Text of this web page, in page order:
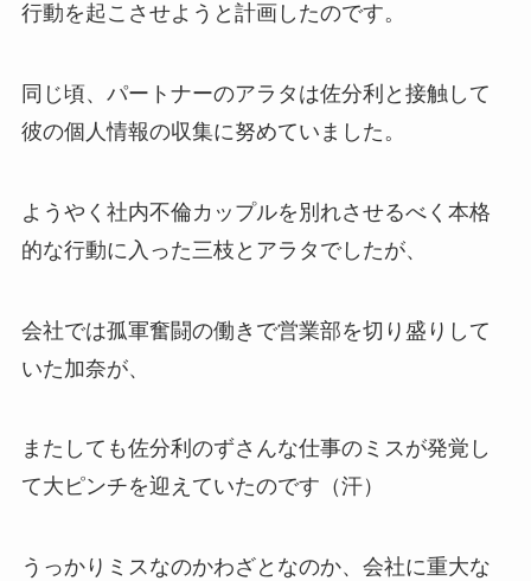
行動を起こさせようと計画したのです。
同じ頃、パートナーのアラタは佐分利と接触して
彼の個人情報の収集に努めていました。
ようやく社内不倫カップルを別れさせるべく本格
的な行動に入った三枝とアラタでしたが、
会社では孤軍奮闘の働きで営業部を切り盛りして
いた加奈が、
またしても佐分利のずさんな仕事のミスが発覚し
て大ピンチを迎えていたのです（汗）
うっかりミスなのかわざとなのか、会社に重大な